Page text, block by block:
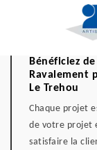
Bénéficiez
Ravalement
Le Trehou
Chaque projet
de votre projet
satisfaire la